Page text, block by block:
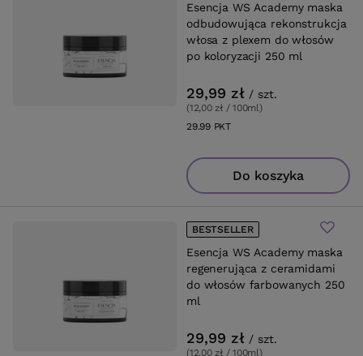
Esencja WS Academy maska
odbudowująca rekonstrukcja
włosa z plexem do włosów
po koloryzacji 250 ml
29,99 zł / szt.
(12,00 zł / 100ml)
29.99PKTpunktów
Do koszyka
Esencja WS Academy maska
regenerująca z ceramidami
do włosów farbowanych 250
ml
BESTSELLER
29,99 zł / szt.
(12,00 zł / 100ml)